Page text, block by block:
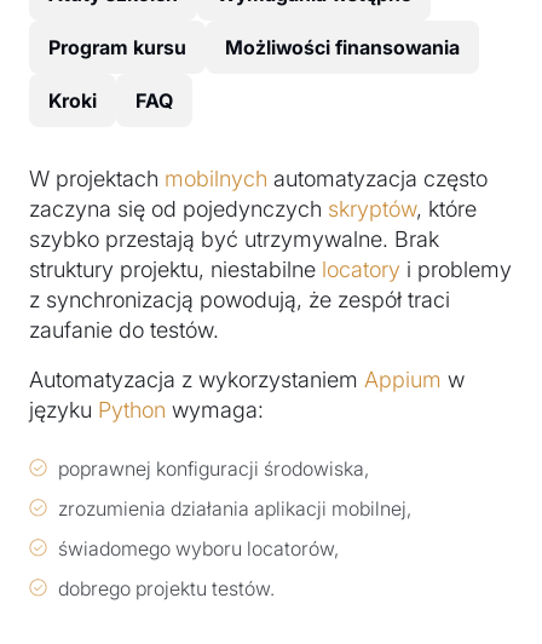
Program kursu Możliwości finansowania
Kroki FAQ
W projektach mobilnych automatyzacja często
zaczyna się od pojedynczych skryptów, które
szybko przestają być utrzymywalne. Brak
struktury projektu, niestabilne locatory i problemy
z synchronizacją powodują, że zespół traci
zaufanie do testów.
Automatyzacja z wykorzystaniem Appium w
języku Python wymaga:
poprawnej konfiguracji środowiska,
zrozumienia działania aplikacji mobilnej,
świadomego wyboru locatorów,
dobrego projektu testów.